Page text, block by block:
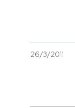
26/3/2011